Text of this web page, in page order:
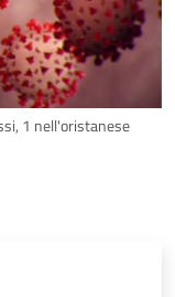
1 nell'oristanese